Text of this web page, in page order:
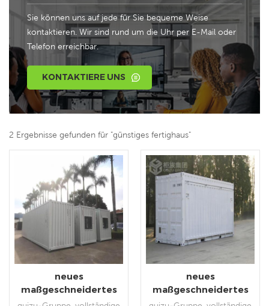
Sie können uns auf jede für Sie bequeme Weise
kontaktieren. Wir sind rund um die Uhr per E-Mail oder
Telefon erreichbar.
KONTAKTIERE UNS
2 Ergebnisse gefunden für "günstiges fertighaus"
neues
maßgeschneidertes
Luxus-Fertighaus für
neues
maßgeschneidertes
Mini-Laden-Mobilhaus